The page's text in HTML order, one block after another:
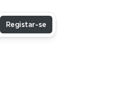
Registar-se